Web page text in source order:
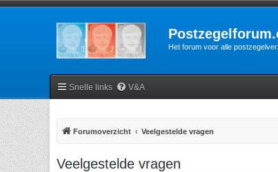
Het forum voor alle
Snelle links V&A
Forumoverzicht Veelgestelde vragen
Veelgestelde vragen